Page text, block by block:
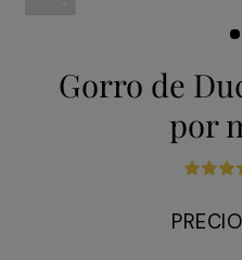
Gorro de
por